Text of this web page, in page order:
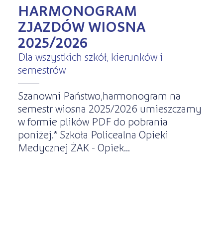
HARMONOGRAM
ZJAZDÓW WIOSNA
2025/2026
Dla wszystkich szkół, kierunków i
semestrów
Szanowni Państwo,harmonogram na
semestr wiosna 2025/2026 umieszczamy
w formie plików PDF do pobrania
poniżej.* Szkoła Policealna Opieki
Medycznej ŻAK - Opiek...